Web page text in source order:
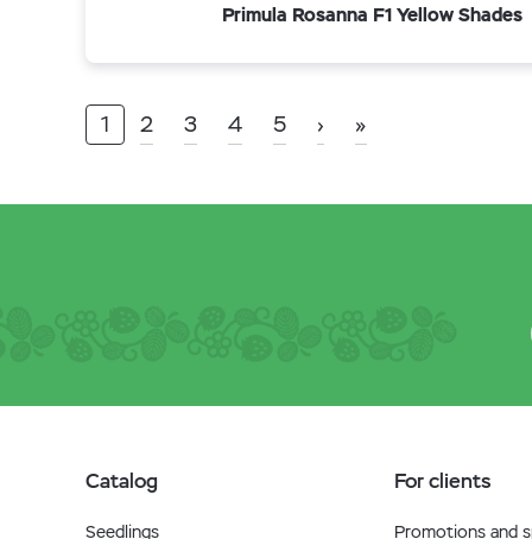
Primula Rosanna F1 Yellow Shades
1 2 3 4 5 › »
Catalog
Seedlings
For clients
Promotions and